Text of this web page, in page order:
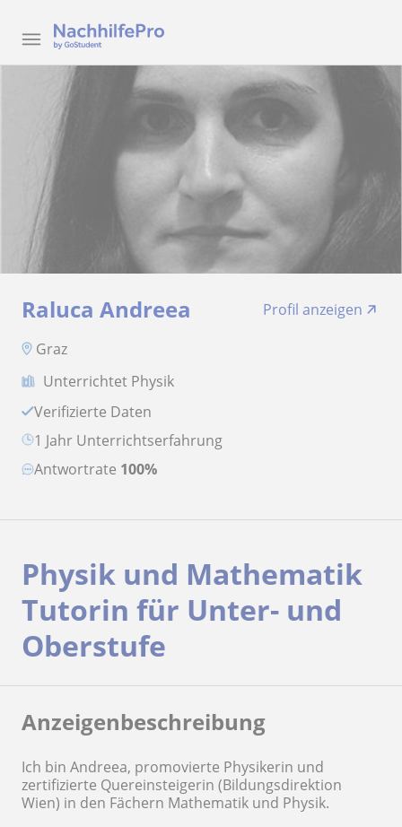
Raluca Andreea
Profil anzeigen
Graz
Unterrichtet Physik
Verifizierte Daten
1 Jahr Unterrichtserfahrung
Antwortrate 100%
Physik und Mathematik
Tutorin für Unter- und
Oberstufe
Anzeigenbeschreibung
Ich bin Andreea, promovierte Physikerin und
zertifizierte Quereinsteigerin (Bildungsdirektion
Wien) in den Fächern Mathematik und Physik.